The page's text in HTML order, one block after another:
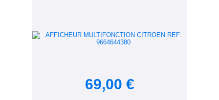
69,00 €